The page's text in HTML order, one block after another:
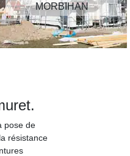
MORBIHAN
pose de
résistance